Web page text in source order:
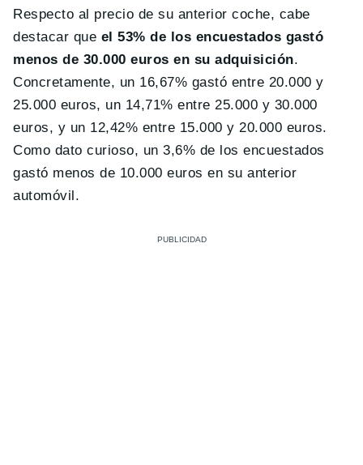
Respecto al precio de su anterior coche, cabe
destacar que el 53% de los encuestados gastó
menos de 30.000 euros en su adquisición.
Concretamente, un 16,67% gastó entre 20.000 y
25.000 euros, un 14,71% entre 25.000 y 30.000
euros, y un 12,42% entre 15.000 y 20.000 euros.
Como dato curioso, un 3,6% de los encuestados
gastó menos de 10.000 euros en su anterior
automóvil.